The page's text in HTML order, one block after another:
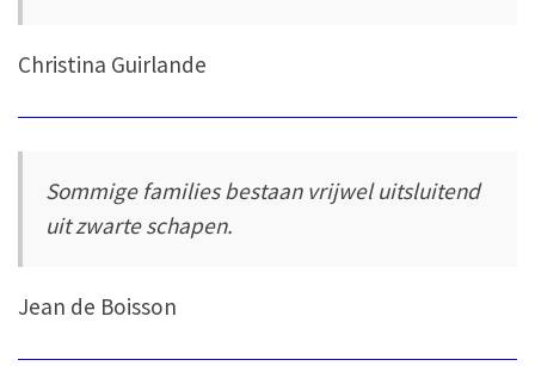
Christina Guirlande
Sommige families bestaan vrijwel uitsluitend
uit zwarte schapen.
Jean de Boisson